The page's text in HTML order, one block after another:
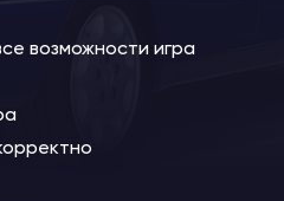
возможности игра